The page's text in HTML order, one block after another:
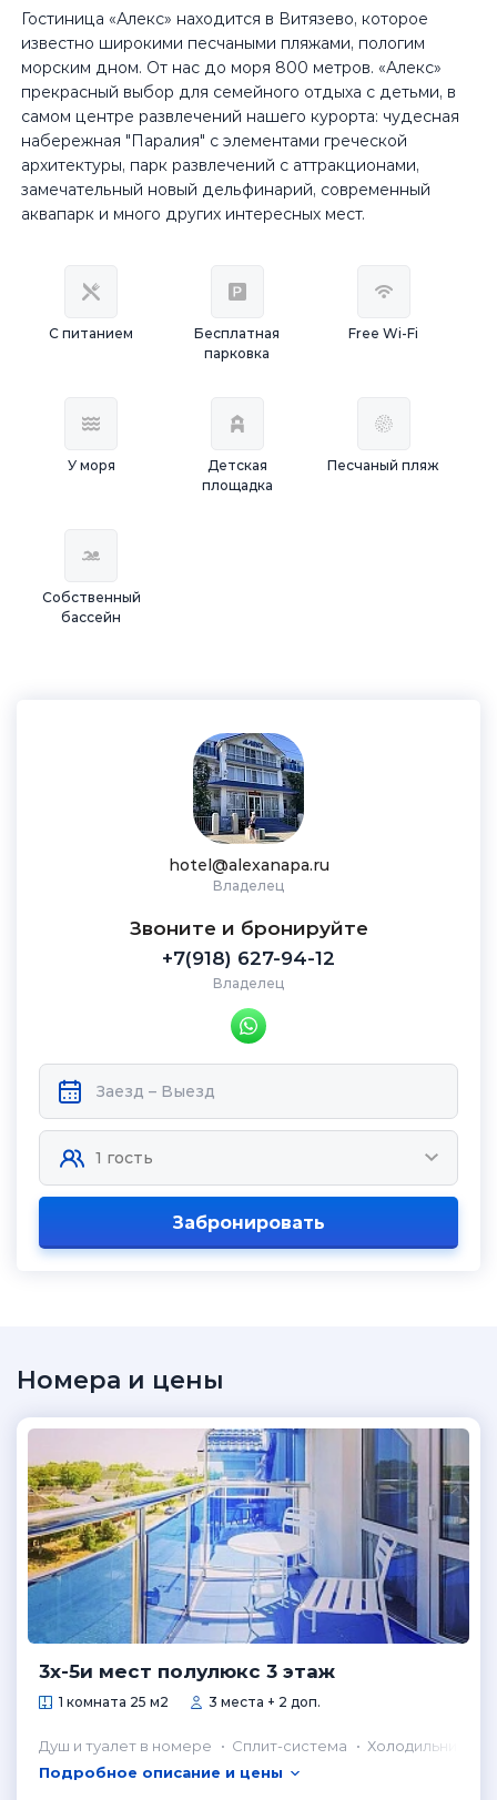
Гостиница «Алекс» находится в Витязево, которое
известно широкими песчаными пляжами, пологим
морским дном. От нас до моря 800 метров. «Алекс»
прекрасный выбор для семейного отдыха с детьми, в
самом центре развлечений нашего курорта: чудесная
набережная "Паралия" с элементами греческой
архитектуры, парк развлечений с аттракционами,
замечательный новый дельфинарий, современный
аквапарк и много других интересных мест.
С питанием
Бесплатная
парковка
Free Wi-Fi
У моря
Детская
площадка
Песчаный пляж
Собственный
бассейн
hotel@alexanapa.ru
Владелец
Звоните и бронируйте
+7(918) 627-94-12
Владелец
Забронировать
Номера и цены
3х-5и мест полулюкс 3 этаж
1 комната 25 м2 3 места + 2 доп.
Душ и туалет в номере Сплит-система
Холодильник в
Подробное описание и цены